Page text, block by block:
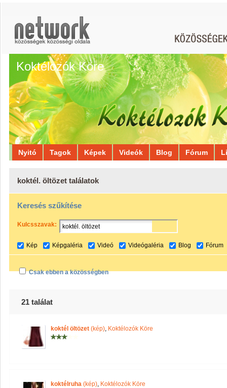
Koktélozók Köre
Nyitó Tagok Képek Videók Blog Fórum
koktél. öltözet találatok
Keresés szűkítése
Kulcsszavak:
Kép Képgaléria Videó Videógaléria Blog Fórum
Csak ebben a közösségben
21 találat
koktél öltözet (kép), Koktélozók Köre
koktélruha (kép), Koktélozók Köre